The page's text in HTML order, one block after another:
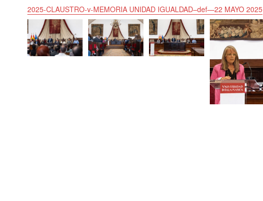
2025-CLAUSTRO-v-MEMORIA UNIDAD IGUALDAD–def—22 MAYO 2025